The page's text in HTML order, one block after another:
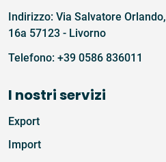
Indirizzo: Via Salvatore Orlando,
16a 57123 - Livorno
Telefono: +39 0586 836011
I nostri servizi
Export
Import